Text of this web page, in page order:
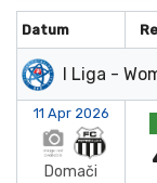
Datum
I Liga -
11 Apr 2026
Domači